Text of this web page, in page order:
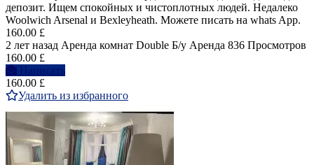
депозит. Ищем спокойных и чистоплотных людей. Недалеко
Woolwich Arsenal и Bexleyheath. Можете писать на whats App.
160.00 £
2 лет назад Аренда комнат Double Б/у Аренда 836 Просмотров
160.00 £
Написать
160.00 £
Удалить из избранного